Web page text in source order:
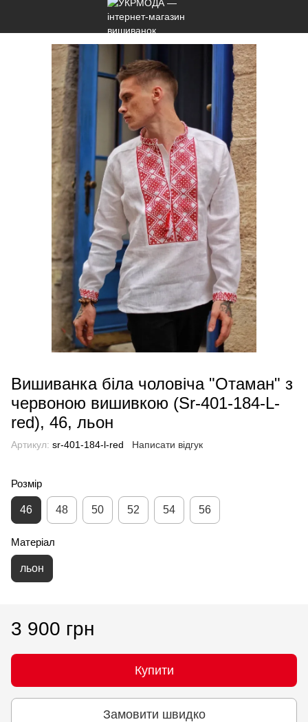
Вишиванка біла чоловіча "Отаман" з
червоною вишивкою (Sr-401-184-L-
red), 46, льон
Артикул: sr-401-184-l-red Написати відгук
Розмір
46 48 50 52 54 56
Матеріал
льон
3 900 грн
Купити
Замовити швидко